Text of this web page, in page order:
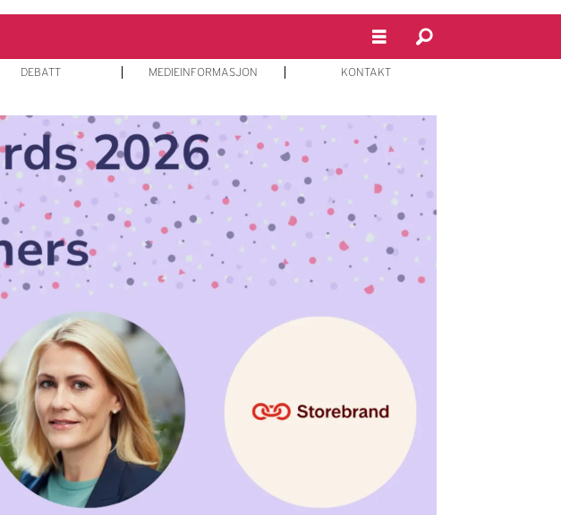
DEBATT MEDIEINFORMASJON KONTAKT